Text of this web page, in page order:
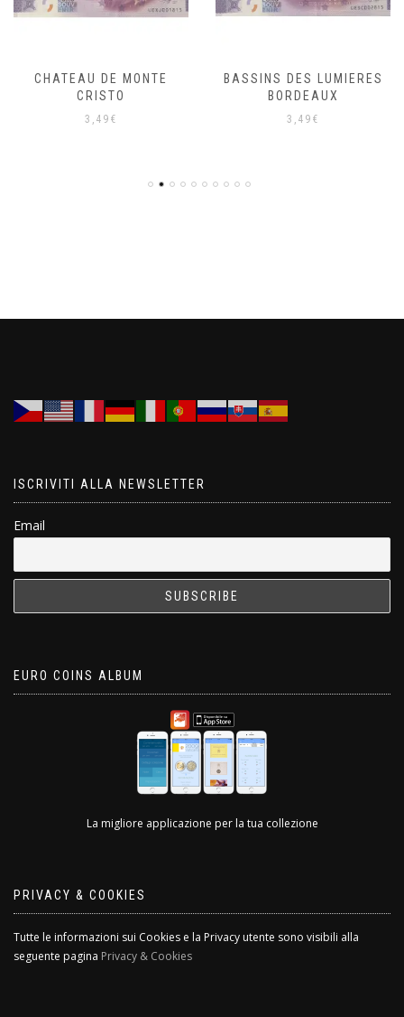
CHATEAU DE MONTE
CRISTO
3,49 €
BASSINS DES LUMIERES
BORDEAUX
3,49 €
ISCRIVITI ALLA NEWSLETTER
Email
EURO COINS ALBUM
La migliore applicazione per la tua collezione
PRIVACY & COOKIES
Tutte le informazioni sui Cookies e la Privacy utente sono visibili alla
seguente pagina Privacy & Cookies